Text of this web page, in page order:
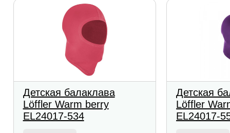
Детская балаклава
Löffler Warm berry
EL24017-534
Детская
Löffler
EL24017-